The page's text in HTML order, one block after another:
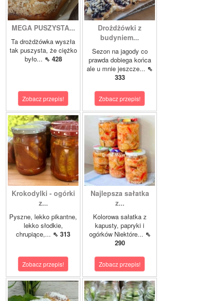
MEGA PUSZYSTA...
Ta drożdżówka wyszła
tak puszysta, że ciężko
było... ⇖ 428
Zobacz przepis!
Drożdżówki z
budyniem...
Sezon na jagody co
prawda dobiega końca
ale u mnie jeszcze... ⇖
333
Zobacz przepis!
Krokodylki - ogórki
z...
Pyszne, lekko pikantne,
lekko słodkie,
chrupiące,... ⇖ 313
Zobacz przepis!
Najlepsza sałatka
z...
Kolorowa sałatka z
kapusty, papryki i
ogórków Niektóre... ⇖
290
Zobacz przepis!